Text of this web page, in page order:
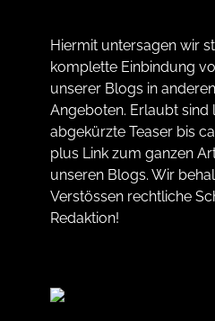
Hiermit untersagen wir
komplette Einbindung
unserer Blogs in
Angeboten. Erlaubt sind
abgekürzte Teaser bis
plus Link zum ganzen
unseren Blogs. Wir
Verstössen rechtliche
Redaktion!